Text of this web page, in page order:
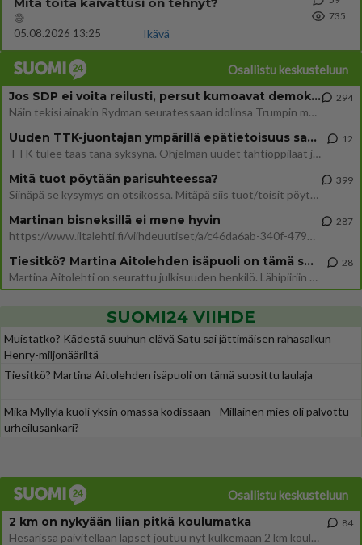
😅
05.08.2026 13:25
Ikävä
735
Osallistu keskusteluun
Jos SDP ei voita reilusti, persut kumoavat demokratian Suomesta
Näin tekisi ainakin Rydman seuratessaan idolinsa Trumpin mallia https://www.is.fi/politiikka/art-2000012187244.html
294
Uuden TTK-juontajan ympärillä epätietoisuus sakenee - Nyt MTV hämmentää soppaa
TTK tulee taas tänä syksynä. Ohjelman uudet tähtioppilaat julkistetaan torstaina 6. elokuuta klo 14 alkavassa lehdistö
12
Mitä tuot pöytään parisuhteessa?
Siinäpä se kysymys on otsikossa. Mitäpä siis tuot/toisit pöytään parisuhteessa? Oletko mies vai nainen? Koetko sen mitä
399
Martinan bisneksillä ei mene hyvin
https://www.iltalehti.fi/viihdeuutiset/a/c46da6ab-340f-4790-aaa7-0865eed2336 Yrityksen konkurssihakemus on tullut kärä
287
Tiesitkö? Martina Aitolehden isäpuoli on tämä suosittu laulaja
Martina Aitolehti on seurattu julkisuuden henkilö. Lähipiiriin mahtuu muitakin tunnettuja henkilöitä. Tiesitkö, että Ma
28
SUOMI24 VIIHDE
Muistatko? Kädestä suuhun elävä Satu sai jättimäisen rahasalkun
Henry-miljonääriltä
Tiesitkö? Martina Aitolehden isäpuoli on tämä suosittu laulaja
Mika Myllylä kuoli yksin omassa kodissaan - Millainen mies oli palvottu
urheilusankari?
Osallistu keskusteluun
2 km on nykyään liian pitkä koulumatka
Hesarissa päivitellään lapset joutuu nyt kulkemaan 2 km kouluun jösses. Ruostefillarilla tuo matka menee vaikka miten äk
84